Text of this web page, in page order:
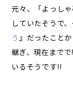
元々、「よっし
していたそうで
う』だったこと
継ぎ、現在まで
いるそうです!!